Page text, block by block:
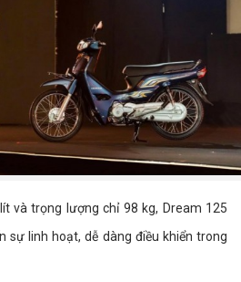
và trọng lượng chỉ 98 kg, Dream 125
sự linh hoạt, dễ dàng điều khiển trong